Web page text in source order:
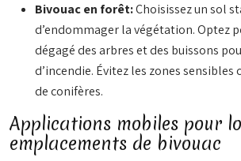
Bivouac en forêt:Choisissez un sol
d’endommager la végétation. Optez
dégagé des arbres et des buissons
d’incendie. Évitez les zones
de conifères.
Applications mobiles pour
emplacements de bivouac